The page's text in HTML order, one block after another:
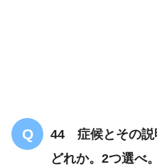
44 症候とその説
どれか。2つ選べ。